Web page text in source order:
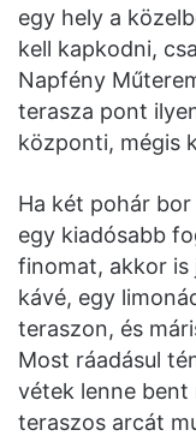
egy hely a
kell kapkodni,
Napfény
terasza pont
központi, mégis
Ha két pohár
egy kiadósabb
finomat, akkor is
kávé, egy
teraszon, és
Most ráadásul
vétek lenne bent
teraszos arcát